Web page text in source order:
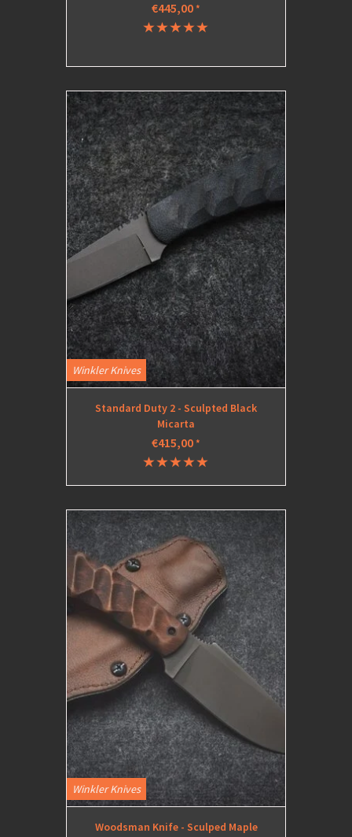
€445,00*
Winkler Knives
Standard Duty 2 - Sculpted Black
Micarta
€415,00*
Winkler Knives
Woodsman Knife - Sculped Maple